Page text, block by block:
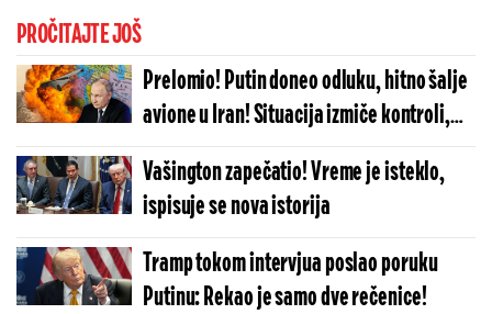
PROČITAJTE JOŠ
Prelomio! Putin doneo odluku, hitno šalje
avione u Iran! Situacija izmiče kontroli,
ovakva katastrofa se ne pamti!
Vašington zapečatio! Vreme je isteklo,
ispisuje se nova istorija
Tramp tokom intervjua poslao poruku
Putinu: Rekao je samo dve rečenice!